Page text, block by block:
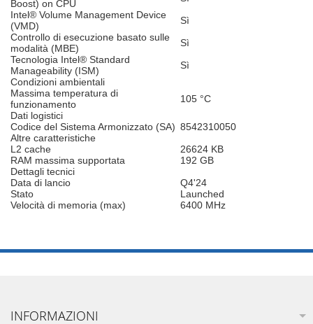
Boost) on CPU
Intel® Volume Management Device
(VMD)
Sì
Controllo di esecuzione basato sulle
modalità (MBE)
Sì
Tecnologia Intel® Standard
Manageability (ISM)
Sì
Condizioni ambientali
Massima temperatura di
funzionamento
105 °C
Dati logistici
Codice del Sistema Armonizzato (SA) 8542310050
Altre caratteristiche
L2 cache
26624 KB
RAM massima supportata
192 GB
Dettagli tecnici
Data di lancio
Q4'24
Stato
Launched
Velocità di memoria (max)
6400 MHz
INFORMAZIONI